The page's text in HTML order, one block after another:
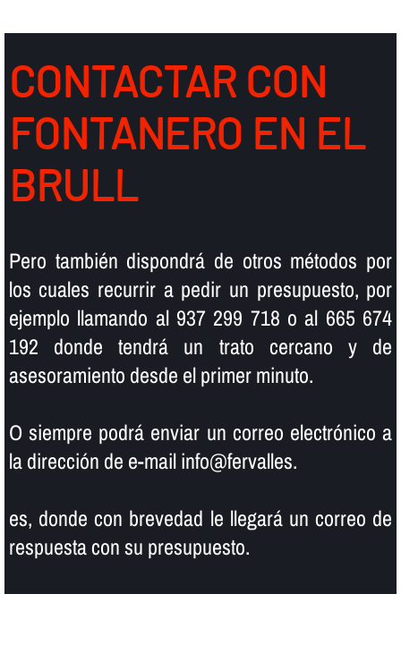
CONTACTAR CON
FONTANERO EN EL
BRULL
Pero también dispondrá de otros métodos por
los cuales recurrir a pedir un presupuesto, por
ejemplo llamando al 937 299 718 o al 665 674
192 donde tendrá un trato cercano y de
asesoramiento desde el primer minuto.
O siempre podrá enviar un correo electrónico a
la dirección de e-mail info@fervalles.
es, donde con brevedad le llegará un correo de
respuesta con su presupuesto.